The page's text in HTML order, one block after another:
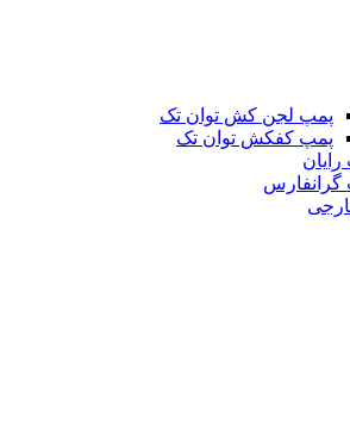
پمپ لجن کش توان تک
پمپ کفکش توان تک
گرانفارس